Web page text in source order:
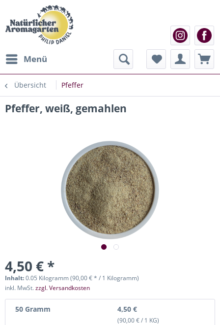
Menü
Übersicht Pfeffer
Pfeffer, weiß, gemahlen
4,50 € *
Inhalt:0.05 Kilogramm (90,00 € * / 1 Kilogramm)
inkl. MwSt.zzgl. Versandkosten
50 Gramm 4,50 €
(90,00 € / 1 KG)